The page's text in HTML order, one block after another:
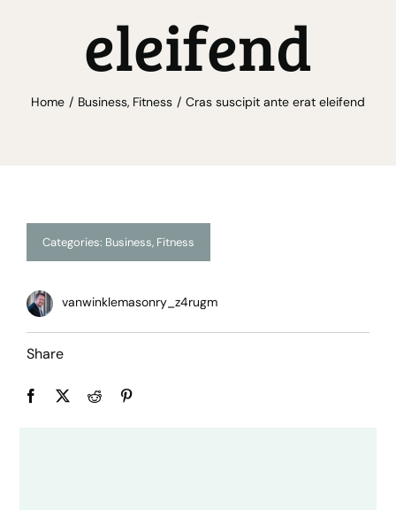
eleifend
Home Business Fitness Cras suscipit ante erat eleifend
Categories: Business, Fitness
vanwinklemasonry_z4rugm
Share